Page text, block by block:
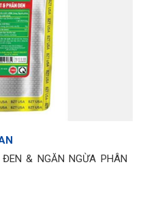
ĐEN & NGĂN NGỪA PHÂN